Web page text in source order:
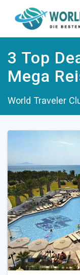
Inhalt
springen
3 Top
Mega
World Traveler